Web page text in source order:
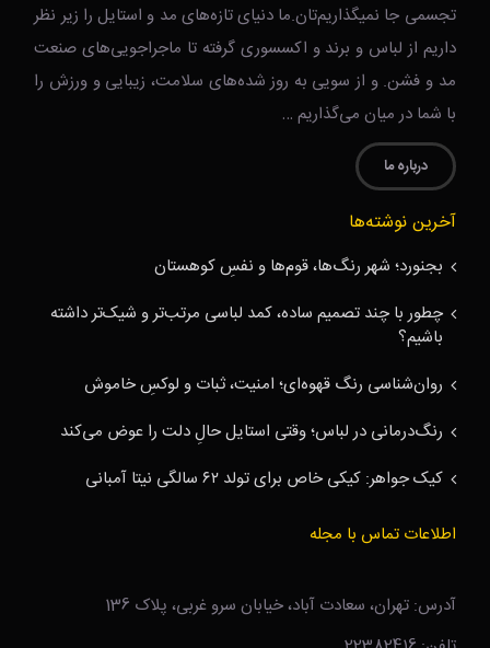
تجسمی جا نمیگذاریم‌تان.ما دنیای تازه‌های مد و استایل را زیر نظر
داریم از لباس و برند و اکسسوری گرفته تا ماجراجویی‌های صنعت
مد و فشن. و از سویی به روز شده‌های سلامت، زیبایی و ورزش را
با شما در میان می‌گذاریم …
درباره ما
آخرین نوشته‌ها
بجنورد؛ شهر رنگ‌ها، قوم‌ها و نفسِ کوهستان
چطور با چند تصمیم ساده، کمد لباسی مرتب‌تر و شیک‌تر داشته
باشیم؟
روان‌شناسی رنگ قهوه‌ای؛ امنیت، ثبات و لوکسِ خاموش
رنگ‌درمانی در لباس؛ وقتی استایل حالِ دلت را عوض می‌کند
کیک جواهر: کیکی خاص برای تولد ۶۲ سالگی نیتا آمبانی
اطلاعات تماس با مجله
آدرس: تهران، سعادت آباد، خیابان سرو غربی، پلاک 136